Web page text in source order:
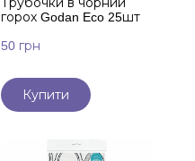
горох Godan Eco 25шт
50 грн
Купити